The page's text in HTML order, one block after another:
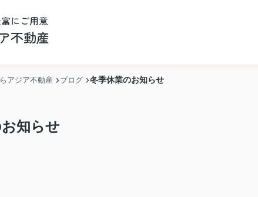
にご用意
不動産
アジア不動産 ブログ 冬季休業のお知らせ
知らせ